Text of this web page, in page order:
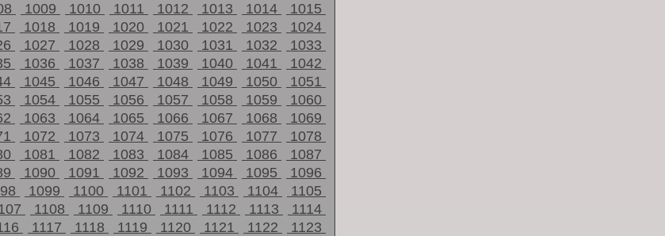
1009 1010 1011 1012 1013 1014
1015
1018 1019 1020 1021 1022 1023
1024
1027 1028 1029 1030 1031 1032
1033
1036 1037 1038 1039 1040 1041
1042
1045 1046 1047 1048 1049 1050
1051
1054 1055 1056 1057 1058 1059
1060
1063 1064 1065 1066 1067 1068
1069
1072 1073 1074 1075 1076 1077
1078
1081 1082 1083 1084 1085 1086
1087
1090 1091 1092 1093 1094 1095
1096
1099 1100 1101 1102 1103 1104
1105
1108 1109 1110 1111 1112 1113
1114
1117 1118 1119 1120 1121 1122
1123